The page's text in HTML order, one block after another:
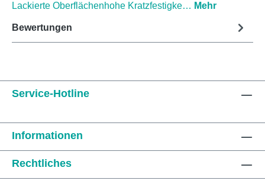
Lackierte Oberflächenhohe Kratzfestigke… Mehr
Bewertungen
Service-Hotline
Informationen
Rechtliches